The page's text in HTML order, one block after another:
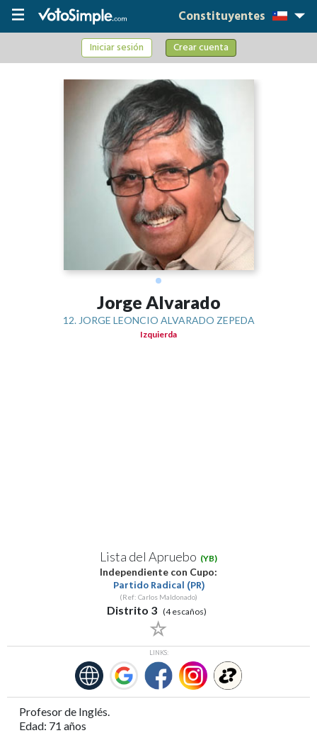
Constituyentes
Iniciar sesión Crear cuenta
Jorge Alvarado
12. JORGE LEONCIO ALVARADO ZEPEDA
Izquierda
Lista del Apruebo (YB)
Independiente con Cupo:
Partido Radical (PR)
(Ref: Carlos Maldonado)
Distrito 3 (4 escaños)
LINKS:
Profesor de Inglés.
Edad: 71 años